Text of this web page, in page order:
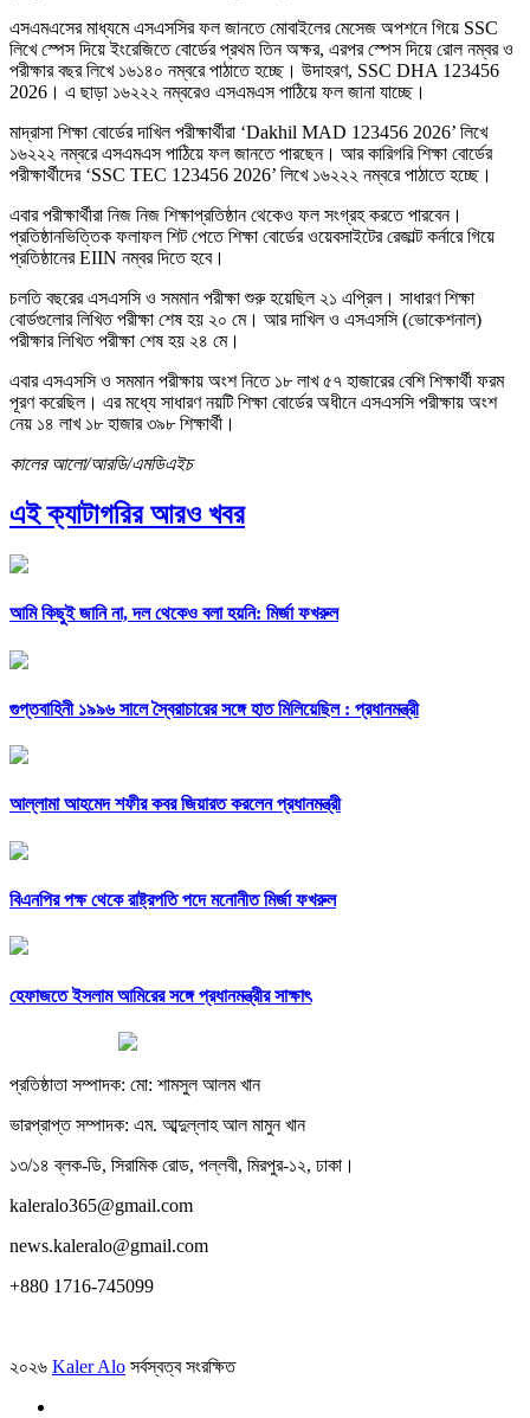
এসএমএসের মাধ্যমে এসএসসির ফল জানতে মোবাইলের মেসেজ অপশনে গিয়ে SSC
লিখে স্পেস দিয়ে ইংরেজিতে বোর্ডের প্রথম তিন অক্ষর, এরপর স্পেস দিয়ে রোল নম্বর ও
পরীক্ষার বছর লিখে ১৬১৪০ নম্বরে পাঠাতে হচ্ছে। উদাহরণ, SSC DHA 123456
2026। এ ছাড়া ১৬২২২ নম্বরেও এসএমএস পাঠিয়ে ফল জানা যাচ্ছে।
মাদ্রাসা শিক্ষা বোর্ডের দাখিল পরীক্ষার্থীরা ‘Dakhil MAD 123456 2026’ লিখে
১৬২২২ নম্বরে এসএমএস পাঠিয়ে ফল জানতে পারছেন। আর কারিগরি শিক্ষা বোর্ডের
পরীক্ষার্থীদের ‘SSC TEC 123456 2026’ লিখে ১৬২২২ নম্বরে পাঠাতে হচ্ছে।
এবার পরীক্ষার্থীরা নিজ নিজ শিক্ষাপ্রতিষ্ঠান থেকেও ফল সংগ্রহ করতে পারবেন।
প্রতিষ্ঠানভিত্তিক ফলাফল শিট পেতে শিক্ষা বোর্ডের ওয়েবসাইটের রেজাল্ট কর্নারে গিয়ে
প্রতিষ্ঠানের EIIN নম্বর দিতে হবে।
চলতি বছরের এসএসসি ও সমমান পরীক্ষা শুরু হয়েছিল ২১ এপ্রিল। সাধারণ শিক্ষা
বোর্ডগুলোর লিখিত পরীক্ষা শেষ হয় ২০ মে। আর দাখিল ও এসএসসি (ভোকেশনাল)
পরীক্ষার লিখিত পরীক্ষা শেষ হয় ২৪ মে।
এবার এসএসসি ও সমমান পরীক্ষায় অংশ নিতে ১৮ লাখ ৫৭ হাজারের বেশি শিক্ষার্থী ফরম
পূরণ করেছিল। এর মধ্যে সাধারণ নয়টি শিক্ষা বোর্ডের অধীনে এসএসসি পরীক্ষায় অংশ
নেয় ১৪ লাখ ১৮ হাজার ৩৯৮ শিক্ষার্থী।
কালের আলো/আরডি/এমডিএইচ
এই ক্যাটাগরির আরও খবর
আমি কিছুই জানি না, দল থেকেও বলা হয়নি: মির্জা ফখরুল
গুপ্তবাহিনী ১৯৯৬ সালে স্বৈরাচারের সঙ্গে হাত মিলিয়েছিল : প্রধানমন্ত্রী
আল্লামা আহমেদ শফীর কবর জিয়ারত করলেন প্রধানমন্ত্রী
বিএনপির পক্ষ থেকে রাষ্ট্রপতি পদে মনোনীত মির্জা ফখরুল
হেফাজতে ইসলাম আমিরের সঙ্গে প্রধানমন্ত্রীর সাক্ষাৎ
প্রতিষ্ঠাতা সম্পাদক: মো: শামসুল আলম খান
ভারপ্রাপ্ত সম্পাদক: এম. আব্দুল্লাহ আল মামুন খান
১৩/১৪ ব্লক-ডি, সিরামিক রোড, পল্লবী, মিরপুর-১২, ঢাকা।
kaleralo365@gmail.com
news.kaleralo@gmail.com
+880 1716-745099
২০২৬ Kaler Alo সর্বস্বত্ব সংরক্ষিত